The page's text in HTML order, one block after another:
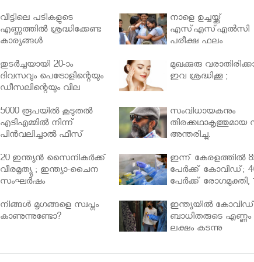
വീട്ടിലെ പടികളുടെ
എണ്ണത്തിൽ ശ്രദ്ധിക്കേണ്ട
കാര്യങ്ങൾ
നാളെ ഉച്ചയ്ക്ക്
എസ്എസ്എല്‍സി
പരീക്ഷ ഫലം
തുടർച്ചയായി 20-ാം
ദിവസവും പെട്രോളിന്റെയും
ഡീസലിന്റെയും വില
മുഖക്കുരു
ഇവ ശ്രദ്ധിക്കൂ ;
5000 രൂപയിൽ കൂടുതൽ
എടിഎമ്മിൽ നിന്ന്
പിൻവലിച്ചാൽ ഫീസ്
സംവിധായകനും
തിരക്കഥാകൃത്തുമായ
അന്തരിച്ചു.
20 ഇന്ത്യൻ സൈനികർക്ക്
വീരമൃത്യു ; ഇന്ത്യാ-ചൈന
സംഘർഷം
ഇന്ന് കേരളത്തിൽ
പേർക്ക് കോവിഡ്;
പേർക്ക് രോഗമുക്തി,
നിങ്ങള്‍ മൃഗങ്ങളെ സ്വപ്നം
കാണുന്നുണ്ടോ?
ഇന്ത്യയിൽ കോവിഡ്
ബാധിതരുടെ എണ്ണം
ലക്ഷം കടന്നു